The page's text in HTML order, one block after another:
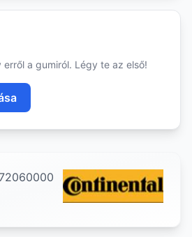
erről a gumiról. Légy te az első!